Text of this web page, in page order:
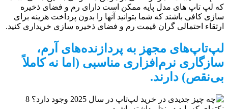
که لپ تاپ های مدل پایه ممکن است دارای رم و فضای ذخیره
سازی کافی باشند که شما بتوانید آنها را بدون پرداخت هزینه برای
ارتقاء احتمالی گران قیمت رم و فضای ذخیره سازی خریداری کنید.
لپ‌تاپ‌های مجهز به پردازنده‌های آرم،
سازگاری نرم‌افزاری مناسبی (اما نه کاملاً
بی‌نقص) دارند.